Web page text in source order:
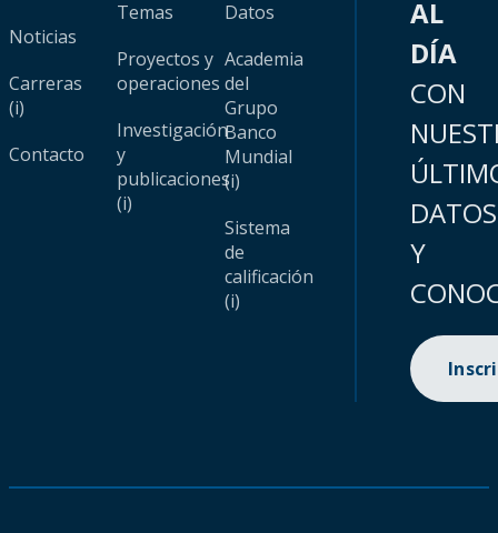
Noticias
Carreras
(i)
Contacto
Temas
Proyectos y
operaciones
Investigación
y
publicaciones
(i)
Datos
Academia
del
Grupo
Banco
Mundial
(i)
Sistema
de
calificación
(i)
AL
DÍA
CON
DATOS
Y